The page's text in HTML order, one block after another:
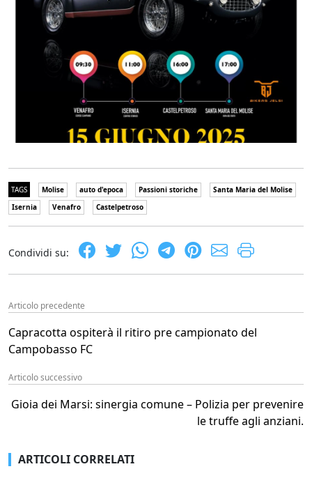
TAGS Molise auto d'epoca Passioni storiche
Santa Maria del Molise
Isernia
Venafro Castelpetroso
Condividi su:
Articolo precedente
Capracotta ospiterà il ritiro pre campionato del
Campobasso FC
Articolo successivo
Gioia dei Marsi: sinergia comune – Polizia per prevenire
le truffe agli anziani.
ARTICOLI CORRELATI